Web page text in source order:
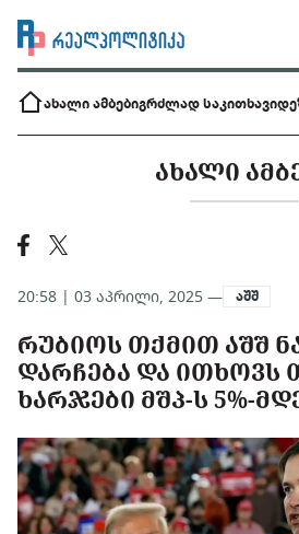
ახალი ამბებიგრძლად საკითხავი
ᲐᲮᲐᲚᲘ
20:58 | 03 აპრილი, 2025 — აშშ
ᲠᲣᲑᲘᲝᲡ ᲗᲥᲛᲘᲗ ᲐᲨᲨ
ᲓᲐᲠᲩᲔᲑᲐ ᲓᲐ ᲘᲗᲮᲝᲕᲡ
ᲮᲐᲠᲯᲔᲑᲘ ᲛᲨᲞ-Ს 5%-